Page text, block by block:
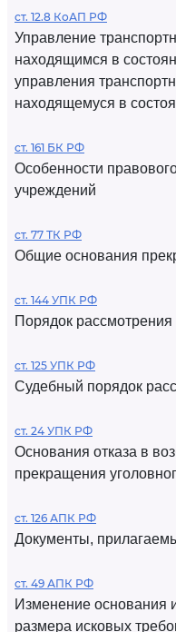
ст. 12.8 КоАП РФ
Управление
находящимся в
управления
находящемуся в
ст. 161 БК РФ
Особенности
учреждений
ст. 77 ТК РФ
Общие основания
ст. 144 УПК РФ
Порядок
ст. 125 УПК РФ
Судебный порядок
ст. 24 УПК РФ
Основания отказа в
прекращения
ст. 126 АПК РФ
Документы,
ст. 49 АПК РФ
Изменение основания
размера исковых